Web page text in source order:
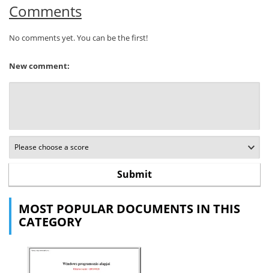
Comments
No comments yet. You can be the first!
New comment:
MOST POPULAR DOCUMENTS IN THIS
CATEGORY